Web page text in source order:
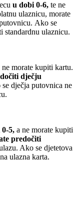
u dobi 0-6, te ne
ulaznicu, morate
Ako se
standardnu ulaznicu.
ne morate kupiti kartu.
dječju
dječja putovnica ne
5, a ne morate kupiti
predočiti
Ako se djetetova
ulazna karta.